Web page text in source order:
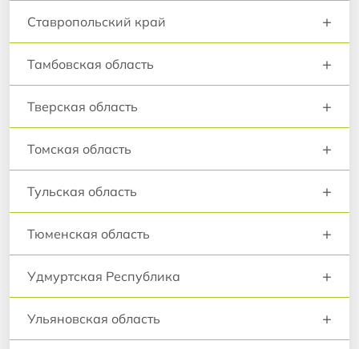
Ставропольский край +
Тамбовская область +
Тверская область +
Томская область +
Тульская область +
Тюменская область +
Удмуртская Республика +
Ульяновская область +